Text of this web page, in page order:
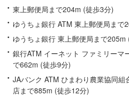
東上郵便局まで204m (徒歩3分)
ゆうちょ銀行 ATM 東上郵便局まで
ゆうちょ銀行 東上郵便局まで205m
銀行ATM イーネット ファミリーマ
で662m (徒歩9分)
JAバンク ATM ひまわり農業協同組
店まで885m (徒歩12分)